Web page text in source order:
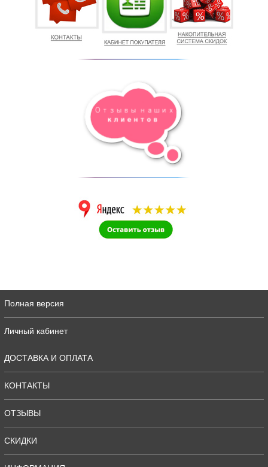
Полная версия
Личный кабинет
ДОСТАВКА И ОПЛАТА
КОНТАКТЫ
ОТЗЫВЫ
СКИДКИ